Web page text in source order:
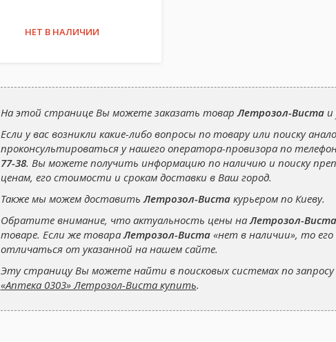
НЕТ В НАЛИЧИИ
На этой странице Вы можете заказать товарЛетрозол-Вистаи
Если у вас возникли какие-либо вопросы по товару или поиску
проконсультироваться у нашего оператора-провизора по
77-38. Вы можете получить информацию по наличию и поиску
ценам, его стоимости и срокам доставки в Ваш город.
Также мы можем доставитьЛетрозол-Вистакурьером по Киеву.
Обратите внимание, что актуальность цены наЛетрозол-Виста
товаре. Если же товараЛетрозол-Виста«нет в наличии», то
отличаться от указанной на нашем сайте.
Эту страницу Вы можете найти в поисковых системах по запросу
«Аптека 0303» Летрозол-Виста купить.